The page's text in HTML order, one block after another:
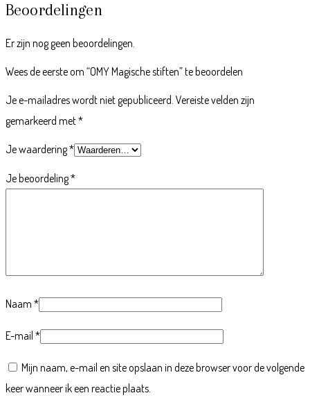
Beoordelingen
Er zijn nog geen beoordelingen.
Wees de eerste om “OMY Magische stiften” te beoordelen
Je e-mailadres wordt niet gepubliceerd. Vereiste velden zijn
gemarkeerd met*
Je waardering*
Je beoordeling*
Naam *
E-mail *
Mijn naam, e-mail en site opslaan in deze browser voor de volgende
keer wanneer ik een reactie plaats.